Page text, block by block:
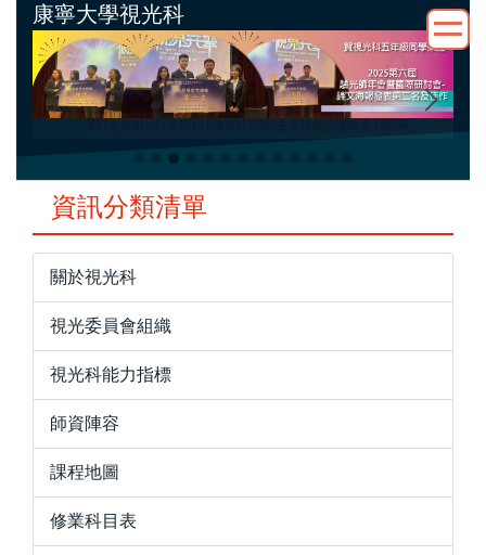
康寧大學視光科
資訊分類清單
關於視光科
視光委員會組織
視光科能力指標
師資陣容
課程地圖
修業科目表